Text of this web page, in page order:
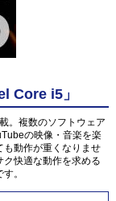
Core i5」
。複数のソフトウェア
の映像・音楽を楽
も動作が重くなりませ
ク快適な動作を求める
。